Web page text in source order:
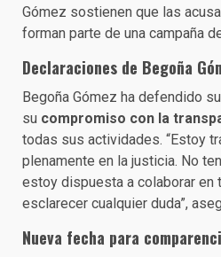
Gómez sostienen que las
forman parte de una campaña
Declaraciones de Begoña
Begoña Gómez ha defendido
su compromiso con la
todas sus actividades. “Estoy
plenamente en la justicia. No
estoy dispuesta a colaborar en
esclarecer cualquier duda”,
Nueva fecha para